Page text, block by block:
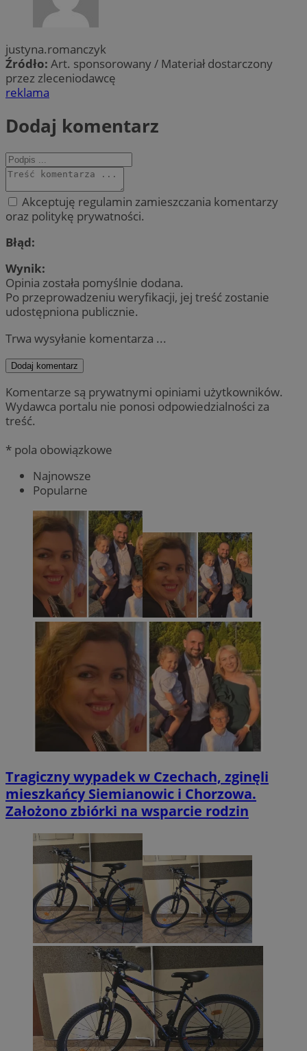
justyna.romanczyk
Źródło: Art. sponsorowany / Materiał dostarczony
przez zleceniodawcę
reklama
Dodaj komentarz
Akceptuję regulamin zamieszczania komentarzy
oraz politykę prywatności.
Błąd:
Wynik:
Opinia została pomyślnie dodana.
Po przeprowadzeniu weryfikacji, jej treść zostanie
udostępniona publicznie.
Trwa wysyłanie komentarza ...
Dodaj komentarz
Komentarze są prywatnymi opiniami użytkowników.
Wydawca portalu nie ponosi odpowiedzialności za
treść.
* pola obowiązkowe
Najnowsze
Popularne
Tragiczny wypadek w Czechach, zginęli
mieszkańcy Siemianowic i Chorzowa.
Założono zbiórki na wsparcie rodzin